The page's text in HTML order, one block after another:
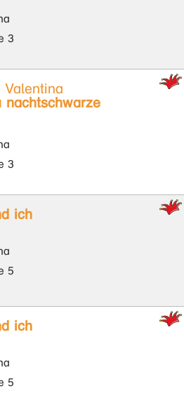
3
Valentina
nachtschwarze
3
ich
5
ich
5